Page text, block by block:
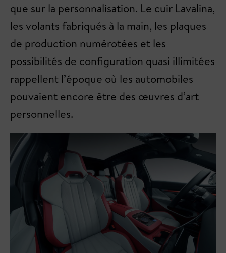
que sur la personnalisation. Le cuir Lavalina,
les volants fabriqués à la main, les plaques
de production numérotées et les
possibilités de configuration quasi illimitées
rappellent l’époque où les automobiles
pouvaient encore être des œuvres d’art
personnelles.